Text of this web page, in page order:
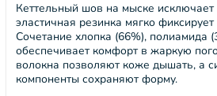
Кеттельный шов на мыске исключает
эластичная резинка мягко
Сочетание хлопка (66%), полиамида
обеспечивает комфорт в жаркую
волокна позволяют коже дышать, а
компоненты сохраняют форму.